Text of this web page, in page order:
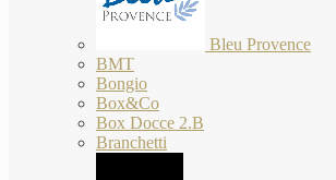
Bleu Provence
BMT
Bongio
Box&Co
Box Docce 2.B
Branchetti